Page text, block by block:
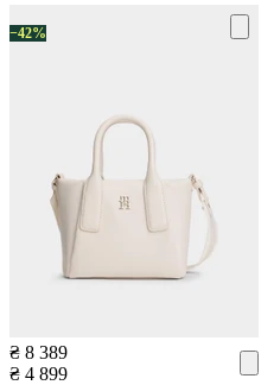
−42%
₴ 8 389
₴ 4 899